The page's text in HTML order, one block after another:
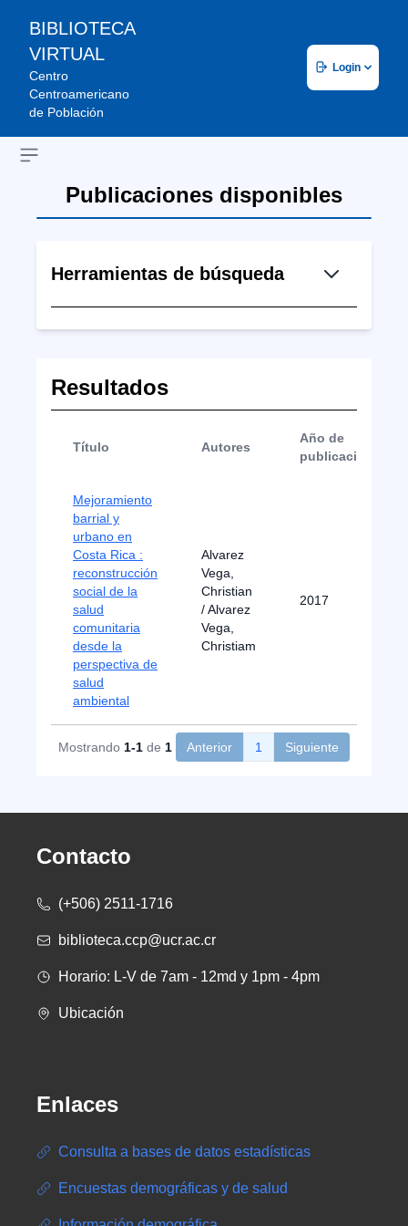
BIBLIOTECA
VIRTUAL
Centro
Centroamericano
de Población
Login
Open sidebar
Publicaciones disponibles
Herramientas de búsqueda
Resultados
Título Autores
Año de
publicación
Mejoramiento
barrial y
urbano en
Costa Rica :
reconstrucción
social de la
salud
comunitaria
desde la
perspectiva de
salud
ambiental
Alvarez
Vega,
Christian
/ Alvarez
Vega,
Christiam
2017
Mostrando 1-1 de 1 Anterior 1 Siguiente
Contacto
(+506) 2511-1716
biblioteca.ccp@ucr.ac.cr
Horario: L-V de 7am - 12md y 1pm - 4pm
Ubicación
Enlaces
Consulta a bases de datos estadísticas
Encuestas demográficas y de salud